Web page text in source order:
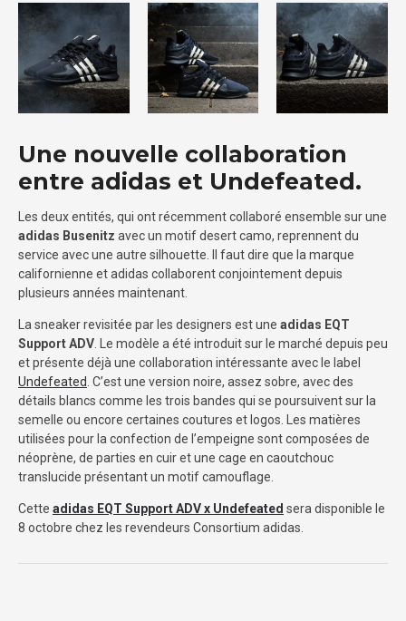
Une nouvelle collaboration
entre adidas et Undefeated.
Les deux entités, qui ont récemment collaboré ensemble sur une
adidas Busenitz avec un motif desert camo, reprennent du
service avec une autre silhouette. Il faut dire que la marque
californienne et adidas collaborent conjointement depuis
plusieurs années maintenant.
La sneaker revisitée par les designers est une adidas EQT
Support ADV . Le modèle a été introduit sur le marché depuis peu
et présente déjà une collaboration intéressante avec le label
Undefeated . C’est une version noire, assez sobre, avec des
détails blancs comme les trois bandes qui se poursuivent sur la
semelle ou encore certaines coutures et logos. Les matières
utilisées pour la confection de l’empeigne sont composées de
néoprène, de parties en cuir et une cage en caoutchouc
translucide présentant un motif camouflage.
Cette adidas EQT Support ADV x Undefeated sera disponible le
8 octobre chez les revendeurs Consortium adidas.